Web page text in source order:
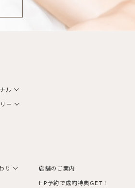
ル
ー
り
店舗のご案内
HP予約で成約特典GET！